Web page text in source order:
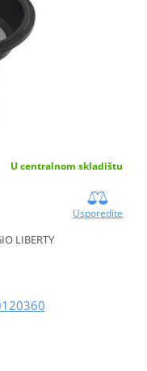
U centralnom skladištu
Usporedite
LIBERTY